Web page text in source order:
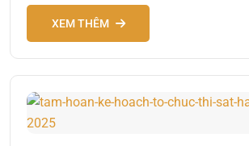
XEM THÊM